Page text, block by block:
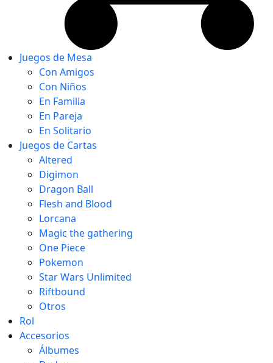
Juegos de Mesa
Con Amigos
Con Niños
En Familia
En Pareja
En Solitario
Juegos de Cartas
Altered
Digimon
Dragon Ball
Flesh and Blood
Lorcana
Magic the gathering
One Piece
Pokemon
Star Wars Unlimited
Riftbound
Otros
Rol
Accesorios
Álbumes